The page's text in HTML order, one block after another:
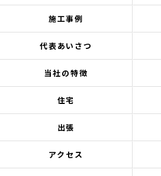
施工事例
代表あいさつ
当社の特徴
住宅
出張
アクセス